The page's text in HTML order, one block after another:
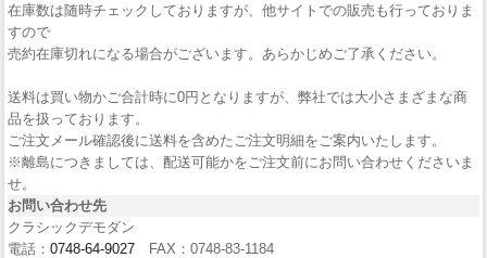
在庫数は随時チェックしておりますが、他サイトでの販売も行っておりま
すので
売約在庫切れになる場合がございます。あらかじめご了承ください。
送料は買い物かご合計時に0円となりますが、弊社では大小さまざまな商
品を扱っております。
ご注文メール確認後に送料を含めたご注文明細をご案内いたします。
※離島につきましては、配送可能かをご注文前にお問い合わせくださいま
せ。
お問い合わせ先
クラシックデモダン
電話： 0748-64-9027 FAX：0748-83-1184